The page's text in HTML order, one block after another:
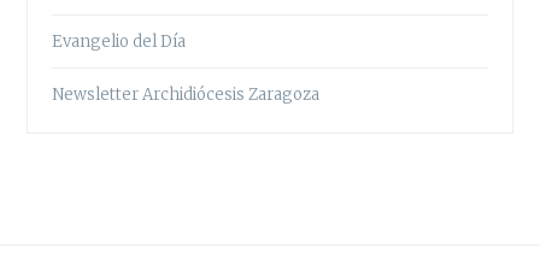
Evangelio del Día
Newsletter Archidiócesis Zaragoza